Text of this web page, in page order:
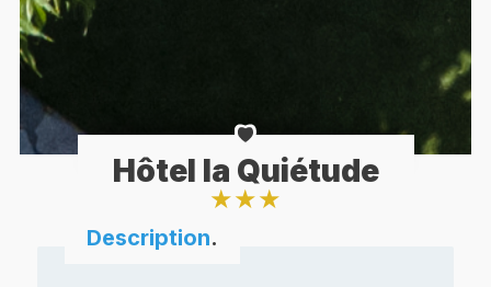
Hôtel la Quiétude
★★★
Description.